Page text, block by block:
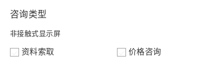
咨询类型
非接触式显示屏
资料索取 价格咨询